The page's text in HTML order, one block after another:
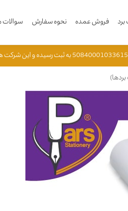
فروش عمده نحوه سفارش سوالات